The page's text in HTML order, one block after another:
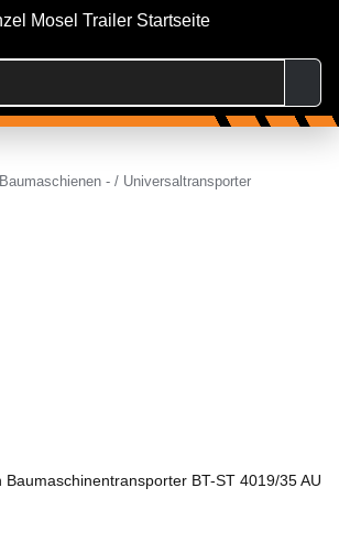
Baumaschienen - / Universaltransporter